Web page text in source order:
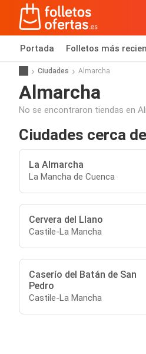
Portada Folletos más
Ciudades Almarcha
Almarcha
No se encontraron tiendas en
Ciudades cerca
La Almarcha
La Mancha de Cuenca
Cervera del Llano
Castile-La Mancha
Caserío del Batán de San
Pedro
Castile-La Mancha